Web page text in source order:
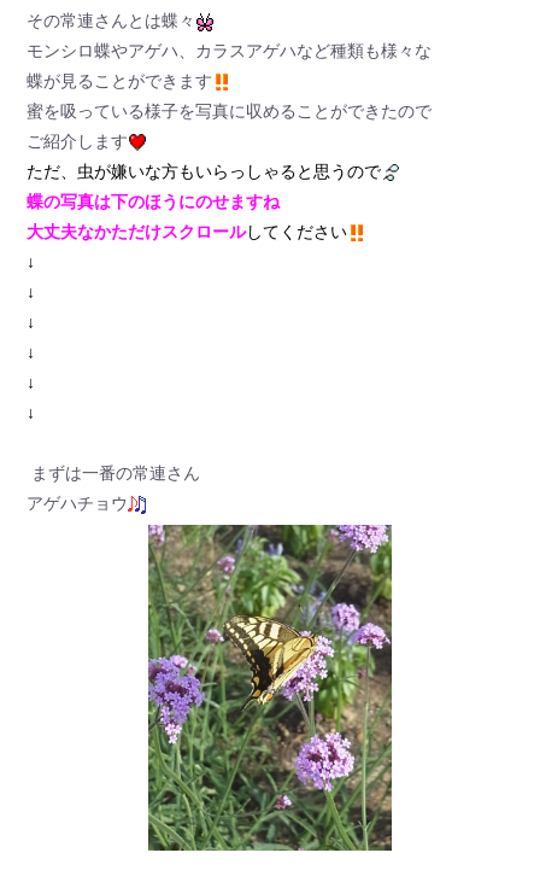
その常連さんとは蝶々
モンシロ蝶やアゲハ、カラスアゲハなど種類も様々な
蝶が見ることができます
蜜を吸っている様子を写真に収めることができたので
ご紹介します
ただ、虫が嫌いな方もいらっしゃると思うので
蝶の写真は下のほうにのせますね
大丈夫なかただけスクロールしてください
↓
↓
↓
↓
↓
↓
まずは一番の常連さん
アゲハチョウ